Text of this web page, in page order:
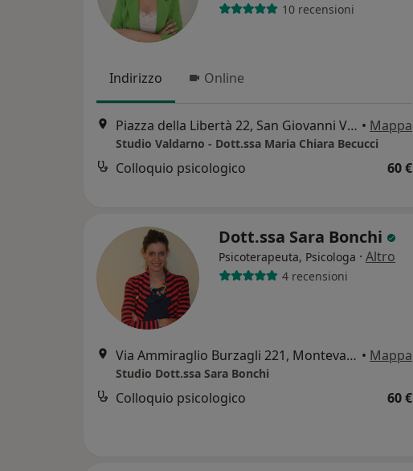
10 recensioni
Indirizzo Online
Piazza della Libertà 22, San Giovanni Valdarno • Mappa
Studio Valdarno - Dott.ssa Maria Chiara Becucci
Colloquio psicologico 60 €
Dott.ssa Sara Bonchi
Psicoterapeuta, Psicologa · Altro
4 recensioni
Via Ammiraglio Burzagli 221, Montevarchi • Mappa
Studio Dott.ssa Sara Bonchi
Colloquio psicologico 60 €